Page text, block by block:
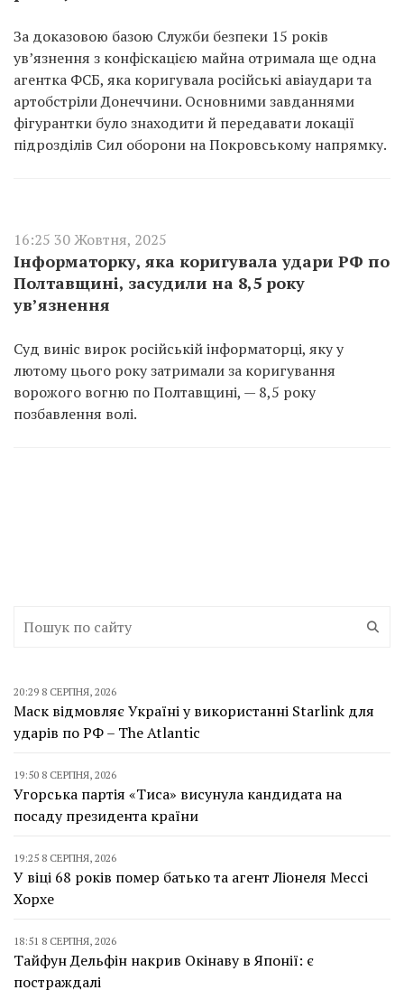
За доказовою базою Служби безпеки 15 років
увʼязнення з конфіскацією майна отримала ще одна
агентка ФСБ, яка коригувала російські авіаудари та
артобстріли Донеччини. Основними завданнями
фігурантки було знаходити й передавати локації
підрозділів Сил оборони на Покровському напрямку.
16:25 30 Жовтня, 2025
Інформаторку, яка коригувала удари РФ по
Полтавщині, засудили на 8,5 року
ув’язнення
Суд виніс вирок російській інформаторці, яку у
лютому цього року затримали за коригування
ворожого вогню по Полтавщині, — 8,5 року
позбавлення волі.
20:29 8 СЕРПНЯ, 2026
Маск відмовляє Україні у використанні Starlink для
ударів по РФ – The Atlantic
19:50 8 СЕРПНЯ, 2026
Угорська партія «Тиса» висунула кандидата на
посаду президента країни
19:25 8 СЕРПНЯ, 2026
У віці 68 років помер батько та агент Ліонеля Мессі
Хорхе
18:51 8 СЕРПНЯ, 2026
Тайфун Дельфін накрив Окінаву в Японії: є
постраждалі